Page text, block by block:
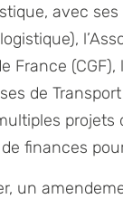
avec
France
de
projets
finances
un